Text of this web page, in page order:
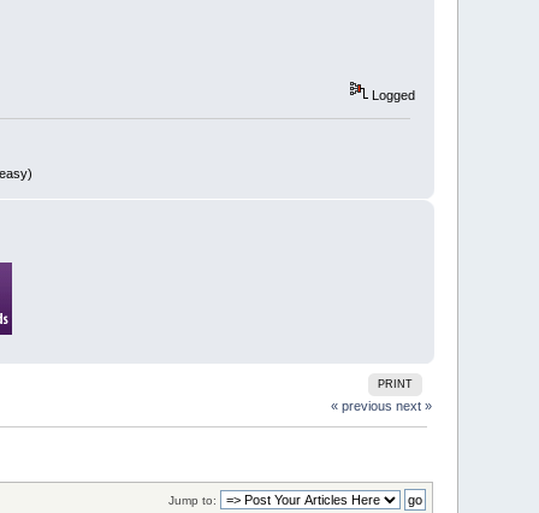
Logged
PRINT
« previous next »
Jump to: